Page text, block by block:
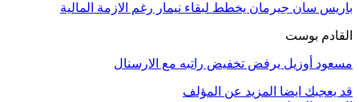
باريس سان جيرمان يخطط لبقاء نيمار رغم الازمة المالية
القادم بوست
مسعود أوزيل يرفض تخفيض راتبه مع الارسنال
قد يعجبك ايضا المزيد عن المؤلف